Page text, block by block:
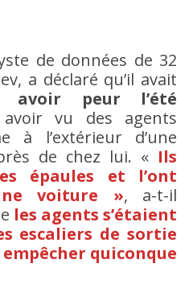
de données de 32
a déclaré qu’il avait
avoir peur l’été
vu des agents
à l’extérieur d’une
de chez lui. « Ils
épaules et l’ont
voiture », a-t-il
les agents s’étaient
escaliers de sortie
quiconque